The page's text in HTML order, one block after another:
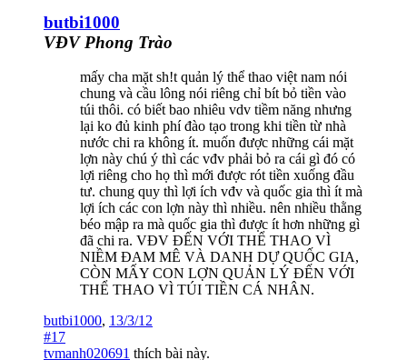
butbi1000
VĐV Phong Trào
mấy cha mặt sh!t quản lý thể thao việt nam nói
chung và cầu lông nói riêng chỉ bít bỏ tiền vào
túi thôi. có biết bao nhiêu vdv tiềm năng nhưng
lại ko đủ kinh phí đào tạo trong khi tiền từ nhà
nước chi ra không ít. muốn được những cái mặt
lợn này chú ý thì các vđv phải bỏ ra cái gì đó có
lợi riêng cho họ thì mới được rót tiền xuống đầu
tư. chung quy thì lợi ích vđv và quốc gia thì ít mà
lợi ích các con lợn này thì nhiều. nên nhiều thằng
béo mập ra mà quốc gia thì được ít hơn những gì
đã chi ra. VĐV ĐẾN VỚI THỂ THAO VÌ
NIỀM ĐAM MÊ VÀ DANH DỰ QUỐC GIA,
CÒN MẤY CON LỢN QUẢN LÝ ĐẾN VỚI
THỂ THAO VÌ TÚI TIỀN CÁ NHÂN.
butbi1000, 13/3/12
#17
tvmanh020691 thích bài này.